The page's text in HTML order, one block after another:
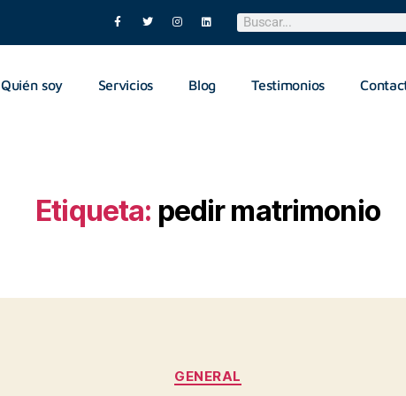
Quién soy Servicios Blog Testimonios
Etiqueta: pedir matrimonio
GENERAL